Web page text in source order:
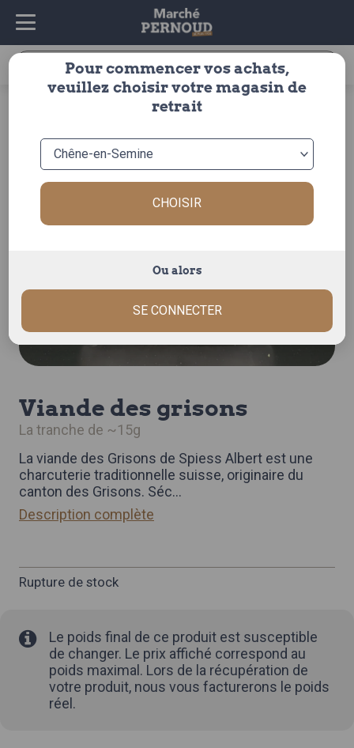
Recherche
charcuterie
viande des grisons
la tranche de ~15g
La viande des Grisons de Spiess Albert est une
charcuterie traditionnelle suisse, originaire du
canton des Grisons. Séc...
Description complète
Rupture de stock
Le poids final de ce produit est susceptible
de changer. Le prix affiché correspond au
poids maximal. Lors de la récupération de
votre produit, nous vous facturerons le poids
réel.
Pour commencer vos achats,
veuillez choisir votre magasin de
retrait
CHOISIR
Ou alors
SE CONNECTER